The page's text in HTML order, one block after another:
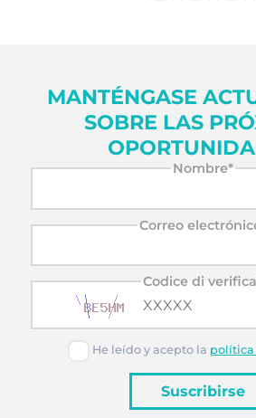
MANTÉNGASE
SOBRE LAS
Nombre*
Correo
Codice di
He leído y acepto la política
Suscribirse